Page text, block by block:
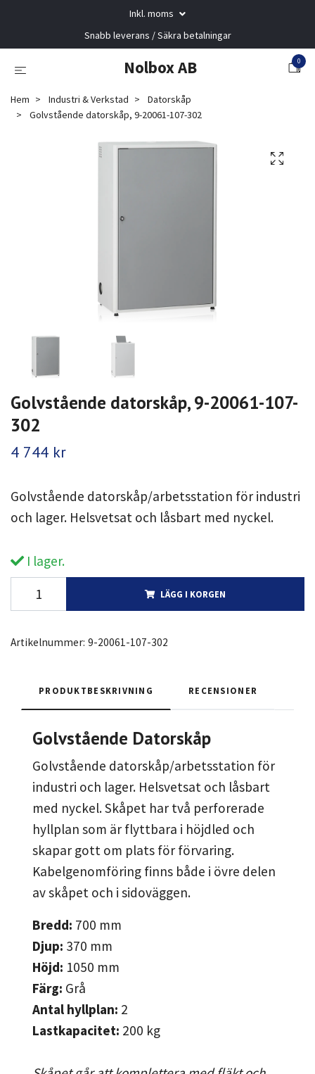
Inkl. moms
Snabb leverans / Säkra betalningar
Nolbox AB 0
Hem Industri & Verkstad
Datorskåp
Golvstående datorskåp, 9-20061-107-302
Golvstående datorskåp, 9-20061-107-
302
4 744 kr
Golvstående datorskåp/arbetsstation för industri
och lager. Helsvetsat och låsbart med nyckel.
I lager.
LÄGG I KORGEN
Artikelnummer: 9-20061-107-302
PRODUKTBESKRIVNING RECENSIONER
Golvstående Datorskåp
Golvstående datorskåp/arbetsstation för
industri och lager. Helsvetsat och låsbart
med nyckel. Skåpet har två perforerade
hyllplan som är flyttbara i höjdled och
skapar gott om plats för förvaring.
Kabelgenomföring finns både i övre delen
av skåpet och i sidoväggen.
Bredd: 700 mm
Djup: 370 mm
Höjd: 1050 mm
Färg: Grå
Antal hyllplan: 2
Lastkapacitet: 200 kg